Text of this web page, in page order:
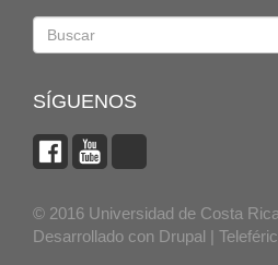
SÍGUENOS
© 2016 Universidad de Costa
Desarrollado con Drupal |